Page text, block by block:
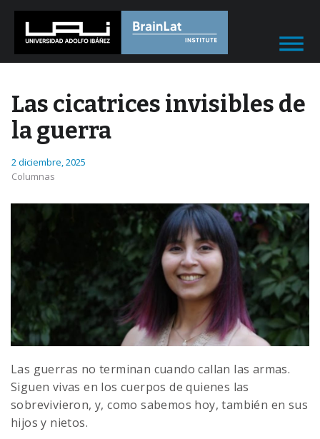
Las cicatrices invisibles de
la guerra
2 diciembre, 2025
Columnas
Las guerras no terminan cuando callan las armas.
Siguen vivas en los cuerpos de quienes las
sobrevivieron, y, como sabemos hoy, también en sus
hijos y nietos.